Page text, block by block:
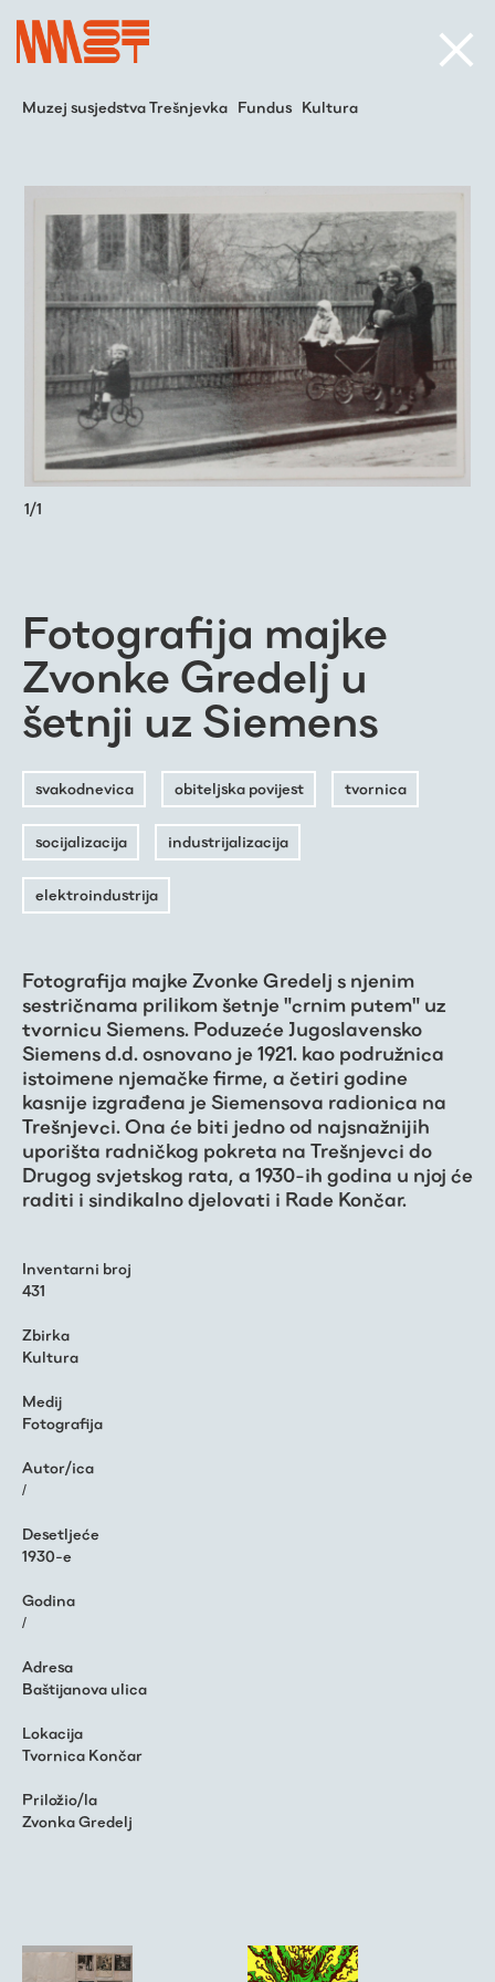
Muzej susjedstva Trešnjevka Fundus Kultura
1/1
Fotografija majke
Zvonke Gredelj u
šetnji uz Siemens
svakodnevica obiteljska povijest tvornica
socijalizacija industrijalizacija
elektroindustrija
Fotografija majke Zvonke Gredelj s njenim
sestričnama prilikom šetnje "crnim putem" uz
tvornicu Siemens. Poduzeće Jugoslavensko
Siemens d.d. osnovano je 1921. kao podružnica
istoimene njemačke firme, a četiri godine
kasnije izgrađena je Siemensova radionica na
Trešnjevci. Ona će biti jedno od najsnažnijih
uporišta radničkog pokreta na Trešnjevci do
Drugog svjetskog rata, a 1930-ih godina u njoj će
raditi i sindikalno djelovati i Rade Končar.
Inventarni broj
431
Zbirka
Kultura
Medij
Fotografija
Autor/ica
/
Desetljeće
1930-e
Godina
/
Adresa
Baštijanova ulica
Lokacija
Tvornica Končar
Priložio/la
Zvonka Gredelj